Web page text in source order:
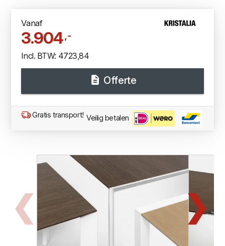
Vanaf
3.904 ,-
Incl. BTW: 4723,84
Offerte
Gratis transport! Veilig betalen